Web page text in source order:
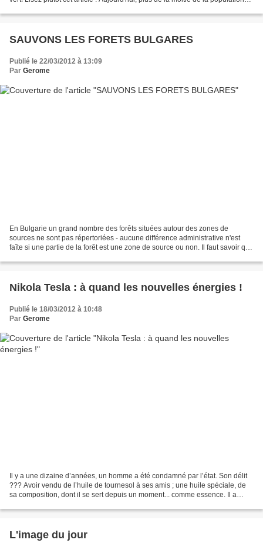
SAUVONS LES FORETS BULGARES
Publié le 22/03/2012 à 13:09
Par Gerome
En Bulgarie un grand nombre des forêts situées autour des zones de
sources ne sont pas répertoriées - aucune différence administrative n'est
faîte si une partie de la forêt est une zone de source ou non. Il faut savoir que
Nikola Tesla : à quand les nouvelles énergies !
Publié le 18/03/2012 à 10:48
Par Gerome
Il y a une dizaine d’années, un homme a été condamné par l’état. Son délit
??? Avoir vendu de l’huile de tournesol à ses amis ; une huile spéciale, de
sa composition, dont il se sert depuis un moment... comme essence. Il a
L'image du jour